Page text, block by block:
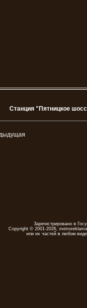
Станция "Пятницкое
Зарегистрировано в
Copyright © 2001-2026,
или их частей в любом